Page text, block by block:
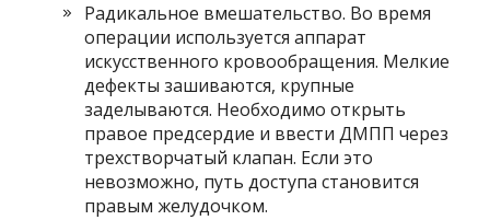
Радикальное вмешательство. Во время
операции используется аппарат
искусственного кровообращения. Мелкие
дефекты зашиваются, крупные
заделываются. Необходимо открыть
правое предсердие и ввести ДМПП через
трехстворчатый клапан. Если это
невозможно, путь доступа становится
правым желудочком.